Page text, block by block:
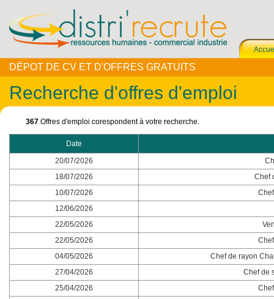
DÉPOT DE CV ET D'OFFRES GRATUITS
Recherche d'offres d'emploi
367 Offres d'emploi corespondent à votre recherche.
Date
20/07/2026
18/07/2026
Chef
10/07/2026
12/06/2026
22/05/2026
22/05/2026
04/05/2026
Chef de rayon
27/04/2026
Chef de
25/04/2026